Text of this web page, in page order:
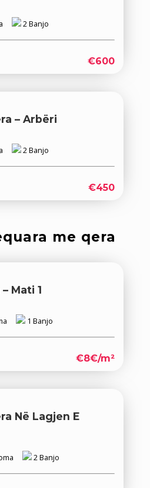
2 Banjo
€600
– Arbëri
2 Banjo
€450
me qera
Mati 1
1 Banjo
€8€/m²
Në Lagjen E
2 Banjo